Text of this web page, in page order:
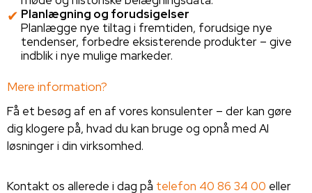
Planlægning og forudsigelser
Planlægge nye tiltag i fremtiden, forudsige nye
tendenser, forbedre eksisterende produkter – give
indblik i nye mulige markeder.
Mere information?
Få et besøg af en af vores konsulenter – der kan gøre
dig klogere på, hvad du kan bruge og opnå med AI
løsninger i din virksomhed.
Kontakt os allerede i dag på telefon 40 86 34 00 eller